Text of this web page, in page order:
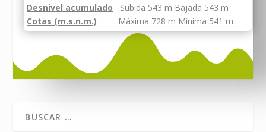
Desnivel acumulado
Subida 543 m Bajada 543 m
Cotas (m.s.n.m.) Máxima 728 m Mínima 541 m